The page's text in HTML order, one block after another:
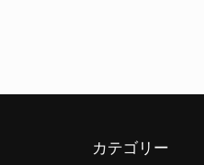
カテゴリー